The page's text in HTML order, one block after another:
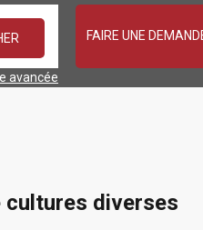
avancée
FAIRE UNE
cultures diverses